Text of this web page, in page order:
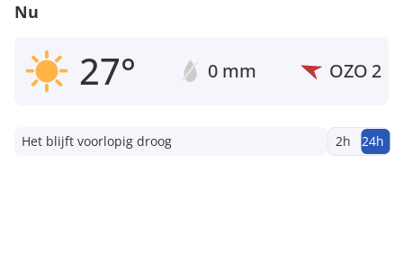
Nu
27° 0 mm OZO 2
Het blijft voorlopig droog 2h 24h